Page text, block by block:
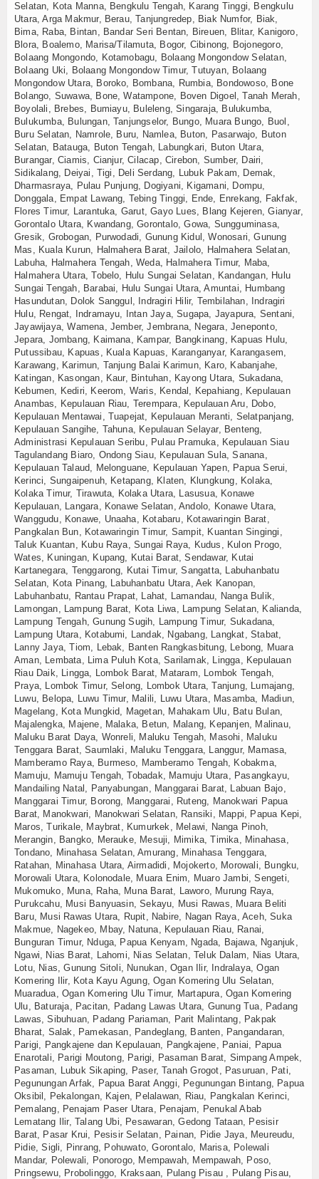
Selatan, Kota Manna, Bengkulu Tengah, Karang Tinggi, Bengkulu
Utara, Arga Makmur, Berau, Tanjungredep, Biak Numfor, Biak,
Bima, Raba, Bintan, Bandar Seri Bentan, Bireuen, Blitar, Kanigoro,
Blora, Boalemo, Marisa/Tilamuta, Bogor, Cibinong, Bojonegoro,
Bolaang Mongondo, Kotamobagu, Bolaang Mongondow Selatan,
Bolaang Uki, Bolaang Mongondow Timur, Tutuyan, Bolaang
Mongondow Utara, Boroko, Bombana, Rumbia, Bondowoso, Bone
Bolango, Suwawa, Bone, Watampone, Boven Digoel, Tanah Merah,
Boyolali, Brebes, Bumiayu, Buleleng, Singaraja, Bulukumba,
Bulukumba, Bulungan, Tanjungselor, Bungo, Muara Bungo, Buol,
Buru Selatan, Namrole, Buru, Namlea, Buton, Pasarwajo, Buton
Selatan, Batauga, Buton Tengah, Labungkari, Buton Utara,
Burangar, Ciamis, Cianjur, Cilacap, Cirebon, Sumber, Dairi,
Sidikalang, Deiyai, Tigi, Deli Serdang, Lubuk Pakam, Demak,
Dharmasraya, Pulau Punjung, Dogiyani, Kigamani, Dompu,
Donggala, Empat Lawang, Tebing Tinggi, Ende, Enrekang, Fakfak,
Flores Timur, Larantuka, Garut, Gayo Lues, Blang Kejeren, Gianyar,
Gorontalo Utara, Kwandang, Gorontalo, Gowa, Sungguminasa,
Gresik, Grobogan, Purwodadi, Gunung Kidul, Wonosari, Gunung
Mas, Kuala Kurun, Halmahera Barat, Jailolo, Halmahera Selatan,
Labuha, Halmahera Tengah, Weda, Halmahera Timur, Maba,
Halmahera Utara, Tobelo, Hulu Sungai Selatan, Kandangan, Hulu
Sungai Tengah, Barabai, Hulu Sungai Utara, Amuntai, Humbang
Hasundutan, Dolok Sanggul, Indragiri Hilir, Tembilahan, Indragiri
Hulu, Rengat, Indramayu, Intan Jaya, Sugapa, Jayapura, Sentani,
Jayawijaya, Wamena, Jember, Jembrana, Negara, Jeneponto,
Jepara, Jombang, Kaimana, Kampar, Bangkinang, Kapuas Hulu,
Putussibau, Kapuas, Kuala Kapuas, Karanganyar, Karangasem,
Karawang, Karimun, Tanjung Balai Karimun, Karo, Kabanjahe,
Katingan, Kasongan, Kaur, Bintuhan, Kayong Utara, Sukadana,
Kebumen, Kediri, Keerom, Waris, Kendal, Kepahiang, Kepulauan
Anambas, Kepulauan Riau, Terempara, Kepulauan Aru, Dobo,
Kepulauan Mentawai, Tuapejat, Kepulauan Meranti, Selatpanjang,
Kepulauan Sangihe, Tahuna, Kepulauan Selayar, Benteng,
Administrasi Kepulauan Seribu, Pulau Pramuka, Kepulauan Siau
Tagulandang Biaro, Ondong Siau, Kepulauan Sula, Sanana,
Kepulauan Talaud, Melonguane, Kepulauan Yapen, Papua Serui,
Kerinci, Sungaipenuh, Ketapang, Klaten, Klungkung, Kolaka,
Kolaka Timur, Tirawuta, Kolaka Utara, Lasusua, Konawe
Kepulauan, Langara, Konawe Selatan, Andolo, Konawe Utara,
Wanggudu, Konawe, Unaaha, Kotabaru, Kotawaringin Barat,
Pangkalan Bun, Kotawaringin Timur, Sampit, Kuantan Singingi,
Taluk Kuantan, Kubu Raya, Sungai Raya, Kudus, Kulon Progo,
Wates, Kuningan, Kupang, Kutai Barat, Sendawar, Kutai
Kartanegara, Tenggarong, Kutai Timur, Sangatta, Labuhanbatu
Selatan, Kota Pinang, Labuhanbatu Utara, Aek Kanopan,
Labuhanbatu, Rantau Prapat, Lahat, Lamandau, Nanga Bulik,
Lamongan, Lampung Barat, Kota Liwa, Lampung Selatan, Kalianda,
Lampung Tengah, Gunung Sugih, Lampung Timur, Sukadana,
Lampung Utara, Kotabumi, Landak, Ngabang, Langkat, Stabat,
Lanny Jaya, Tiom, Lebak, Banten Rangkasbitung, Lebong, Muara
Aman, Lembata, Lima Puluh Kota, Sarilamak, Lingga, Kepulauan
Riau Daik, Lingga, Lombok Barat, Mataram, Lombok Tengah,
Praya, Lombok Timur, Selong, Lombok Utara, Tanjung, Lumajang,
Luwu, Belopa, Luwu Timur, Malili, Luwu Utara, Masamba, Madiun,
Magelang, Kota Mungkid, Magetan, Mahakam Ulu, Batu Bulan,
Majalengka, Majene, Malaka, Betun, Malang, Kepanjen, Malinau,
Maluku Barat Daya, Wonreli, Maluku Tengah, Masohi, Maluku
Tenggara Barat, Saumlaki, Maluku Tenggara, Langgur, Mamasa,
Mamberamo Raya, Burmeso, Mamberamo Tengah, Kobakma,
Mamuju, Mamuju Tengah, Tobadak, Mamuju Utara, Pasangkayu,
Mandailing Natal, Panyabungan, Manggarai Barat, Labuan Bajo,
Manggarai Timur, Borong, Manggarai, Ruteng, Manokwari Papua
Barat, Manokwari, Manokwari Selatan, Ransiki, Mappi, Papua Kepi,
Maros, Turikale, Maybrat, Kumurkek, Melawi, Nanga Pinoh,
Merangin, Bangko, Merauke, Mesuji, Mimika, Timika, Minahasa,
Tondano, Minahasa Selatan, Amurang, Minahasa Tenggara,
Ratahan, Minahasa Utara, Airmadidi, Mojokerto, Morowali, Bungku,
Morowali Utara, Kolonodale, Muara Enim, Muaro Jambi, Sengeti,
Mukomuko, Muna, Raha, Muna Barat, Laworo, Murung Raya,
Purukcahu, Musi Banyuasin, Sekayu, Musi Rawas, Muara Beliti
Baru, Musi Rawas Utara, Rupit, Nabire, Nagan Raya, Aceh, Suka
Makmue, Nagekeo, Mbay, Natuna, Kepulauan Riau, Ranai,
Bunguran Timur, Nduga, Papua Kenyam, Ngada, Bajawa, Nganjuk,
Ngawi, Nias Barat, Lahomi, Nias Selatan, Teluk Dalam, Nias Utara,
Lotu, Nias, Gunung Sitoli, Nunukan, Ogan Ilir, Indralaya, Ogan
Komering Ilir, Kota Kayu Agung, Ogan Komering Ulu Selatan,
Muaradua, Ogan Komering Ulu Timur, Martapura, Ogan Komering
Ulu, Baturaja, Pacitan, Padang Lawas Utara, Gunung Tua, Padang
Lawas, Sibuhuan, Padang Pariaman, Parit Malintang, Pakpak
Bharat, Salak, Pamekasan, Pandeglang, Banten, Pangandaran,
Parigi, Pangkajene dan Kepulauan, Pangkajene, Paniai, Papua
Enarotali, Parigi Moutong, Parigi, Pasaman Barat, Simpang Ampek,
Pasaman, Lubuk Sikaping, Paser, Tanah Grogot, Pasuruan, Pati,
Pegunungan Arfak, Papua Barat Anggi, Pegunungan Bintang, Papua
Oksibil, Pekalongan, Kajen, Pelalawan, Riau, Pangkalan Kerinci,
Pemalang, Penajam Paser Utara, Penajam, Penukal Abab
Lematang Ilir, Talang Ubi, Pesawaran, Gedong Tataan, Pesisir
Barat, Pasar Krui, Pesisir Selatan, Painan, Pidie Jaya, Meureudu,
Pidie, Sigli, Pinrang, Pohuwato, Gorontalo, Marisa, Polewali
Mandar, Polewali, Ponorogo, Mempawah, Mempawah, Poso,
Pringsewu, Probolinggo, Kraksaan, Pulang Pisau , Pulang Pisau,